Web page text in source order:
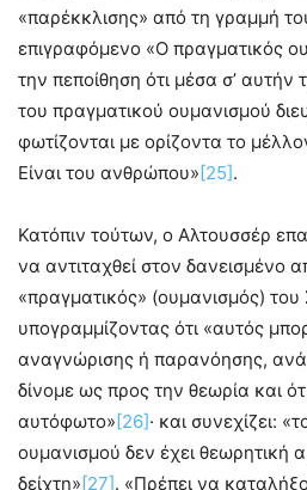
«παρέκκλισης» από τη γραμμή
επιγραφόμενο «Ο πραγματικός
την πεποίθηση ότι μέσα σ’ αυτήν
του πραγματικού ουμανισμού
φωτίζονται με ορίζοντα το
Είναι του ανθρώπου»[25].
Κατόπιν τούτων, ο Αλτουσσέρ
να αντιταχθεί στον δανεισμένο
«πραγματικός» (ουμανισμός)
υπογραμμίζοντας ότι «αυτός
αναγνώρισης ή παρανόησης,
δίνομε ως προς την θεωρία και
αυτόφωτο»[26]· και συνεχίζει:
ουμανισμού δεν έχει θεωρητική
δείχτη»[27]. «Πρέπει να